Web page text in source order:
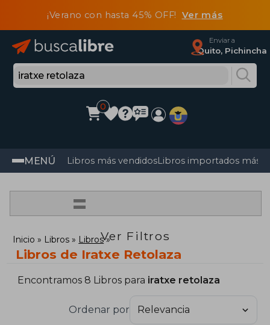
¡Verano con hasta 45% OFF! Ver más
Enviar a
Quito, Pichincha
0
MENÚ Libros más vendidosLibros importados más
=
Ver Filtros
Inicio Libros Libros
Libros de Iratxe Retolaza
Encontramos 8 Libros para iratxe retolaza
Ordenar por